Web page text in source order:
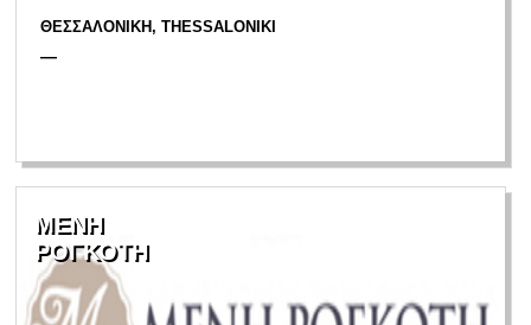
ΘΕΣΣΑΛΟΝΙΚΗ, THESSALONIKI
—
ΜΕΝΗ
ΡΟΓΚΟΤΗ